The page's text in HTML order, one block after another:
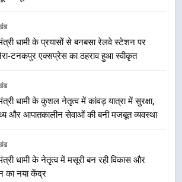
धामी के प्रयासों से बनबसा रेलवे स्टेशन पर
टनकपुर एक्सप्रेस का ठहराव हुआ स्वीकृत
धामी के कुशल नेतृत्व में कांवड़ यात्रा में सुरक्षा,
और आपातकालीन सेवाओं की बनी मजबूत व्यवस्था
धामी के नेतृत्व में मसूरी बन रही विकास और
का नया केंद्र
सेवाओं की बनी मजबूत व्यवस्था
उत्तराखंड
मुख्यमंत्री धामी के नेतृत्व में मसूरी बन रही
विकास और पर्यटन का नया केंद्र
आपदा के मलबे से उम्मीद की नई सुबह,